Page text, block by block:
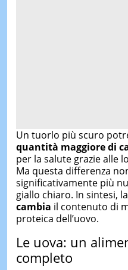
Un tuorlo più scuro
quantità maggiore di
per la salute grazie alle
Ma questa differenza
significativamente più
giallo chiaro. In sintesi,
cambia il contenuto di
proteica dell’uovo.
Le uova: un
completo